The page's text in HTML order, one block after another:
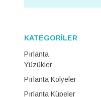
KATEGORİLER
Pırlanta
Yüzükler
Pırlanta Kolyeler
Pırlanta Küpeler